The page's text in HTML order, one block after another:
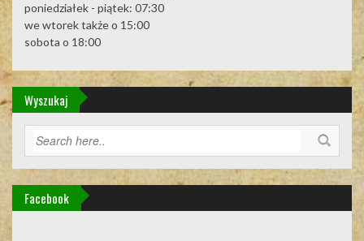
poniedziałek - piątek: 07:30
we wtorek także o 15:00
sobota o 18:00
Wyszukaj
Facebook